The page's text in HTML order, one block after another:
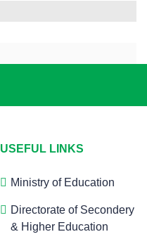
USEFUL LINKS
Ministry of Education
Directorate of Secondery
& Higher Education